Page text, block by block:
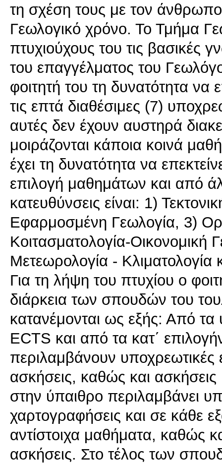
τη σχέση τους με τον
Γεωλογικό χρόνο. Το Τμήμα
πτυχιούχους του τις βασικές
του επαγγέλματος του
φοιτητή του τη δυνατότητα να
τις επτά διαθέσιμες (7)
αυτές δεν έχουν αυστηρά
μοιράζονται κάποια κοινά
έχει τη δυνατότητα να
επιλογή μαθημάτων και από
κατευθύνσεις είναι: 1)
Εφαρμοσμένη Γεωλογία, 3)
Koιτασματoλoγία-
Μετεωρολογία - Κλιματολογία
Για τη λήψη του πτυχίου o
διάρκεια των σπουδών του
κατανέμονται ως εξής: Από
ECTS και από τα κατ΄
περιλαμβάνουν υποχρεωτικές
ασκήσεις, καθώς και
στην ύπαιθρο περιλαμβάνει
χαρτογραφήσεις και σε κάθε
αντίστοιχα μαθήματα, καθώς
ασκήσεις. Στο τέλος των